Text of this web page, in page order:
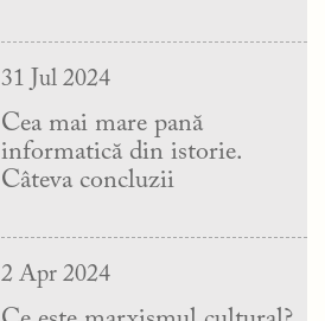
31 Jul 2024
Cea mai mare pană
informatică din istorie.
Câteva concluzii
2 Apr 2024